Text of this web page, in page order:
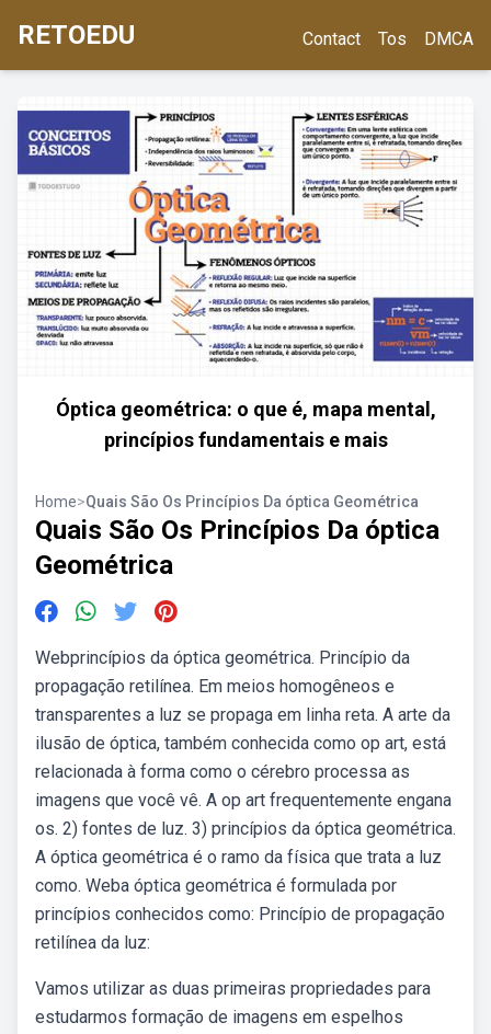
RETOEDU Contact Tos DMCA
Óptica geométrica: o que é, mapa mental,
princípios fundamentais e mais
Home>Quais São Os Princípios Da óptica Geométrica
Quais São Os Princípios Da óptica
Geométrica
Webprincípios da óptica geométrica. Princípio da
propagação retilínea. Em meios homogêneos e
transparentes a luz se propaga em linha reta. A arte da
ilusão de óptica, também conhecida como op art, está
relacionada à forma como o cérebro processa as
imagens que você vê. A op art frequentemente engana
os. 2) fontes de luz. 3) princípios da óptica geométrica.
A óptica geométrica é o ramo da física que trata a luz
como. Weba óptica geométrica é formulada por
princípios conhecidos como: Princípio de propagação
retilínea da luz:
Vamos utilizar as duas primeiras propriedades para
estudarmos formação de imagens em espelhos